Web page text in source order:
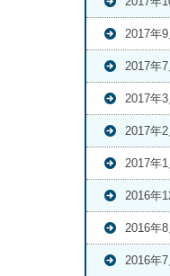
2017年
2017年
2017年
2017年
2017年
2016年
2016年
2016年